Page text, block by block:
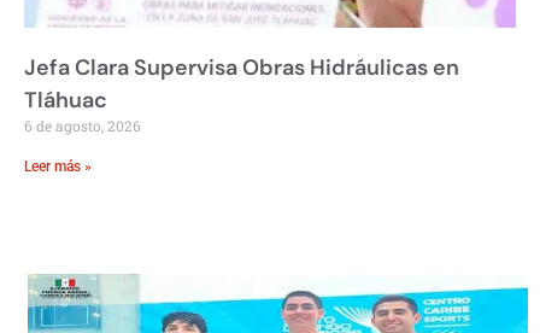
Jefa Clara Supervisa Obras Hidráulicas en
Tláhuac
6 de agosto, 2026
Leer más »